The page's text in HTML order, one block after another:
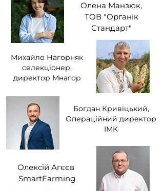
Олена Манзюк,
ТОВ "Органік
Стандарт"
Михайло Нагорняк
cелекціонер,
директор Мнагор
Богдан Кривіцький,
Операційний директор
ІМК
Олексій Агєєв
SmartFarming